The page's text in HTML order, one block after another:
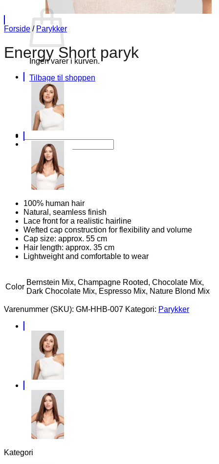
Ingen varer i kurven.
Tilbage til shoppen
Søg
Forside / Parykker
Energy Short paryk
100% human hair
Natural, seamless finish
Lace front for a realistic hairline
Wefted cap construction for flexibility and volume
Cap size: approx. 55 cm
Hair length: approx. 35 cm
Lightweight and comfortable to wear
Color
Bernstein Mix, Champagne Rooted, Chocolate Mix,
Dark Chocolate Mix, Espresso Mix, Nature Blond Mix
Varenummer (SKU): GM-HHB-007 Kategori: Parykker
Kategori